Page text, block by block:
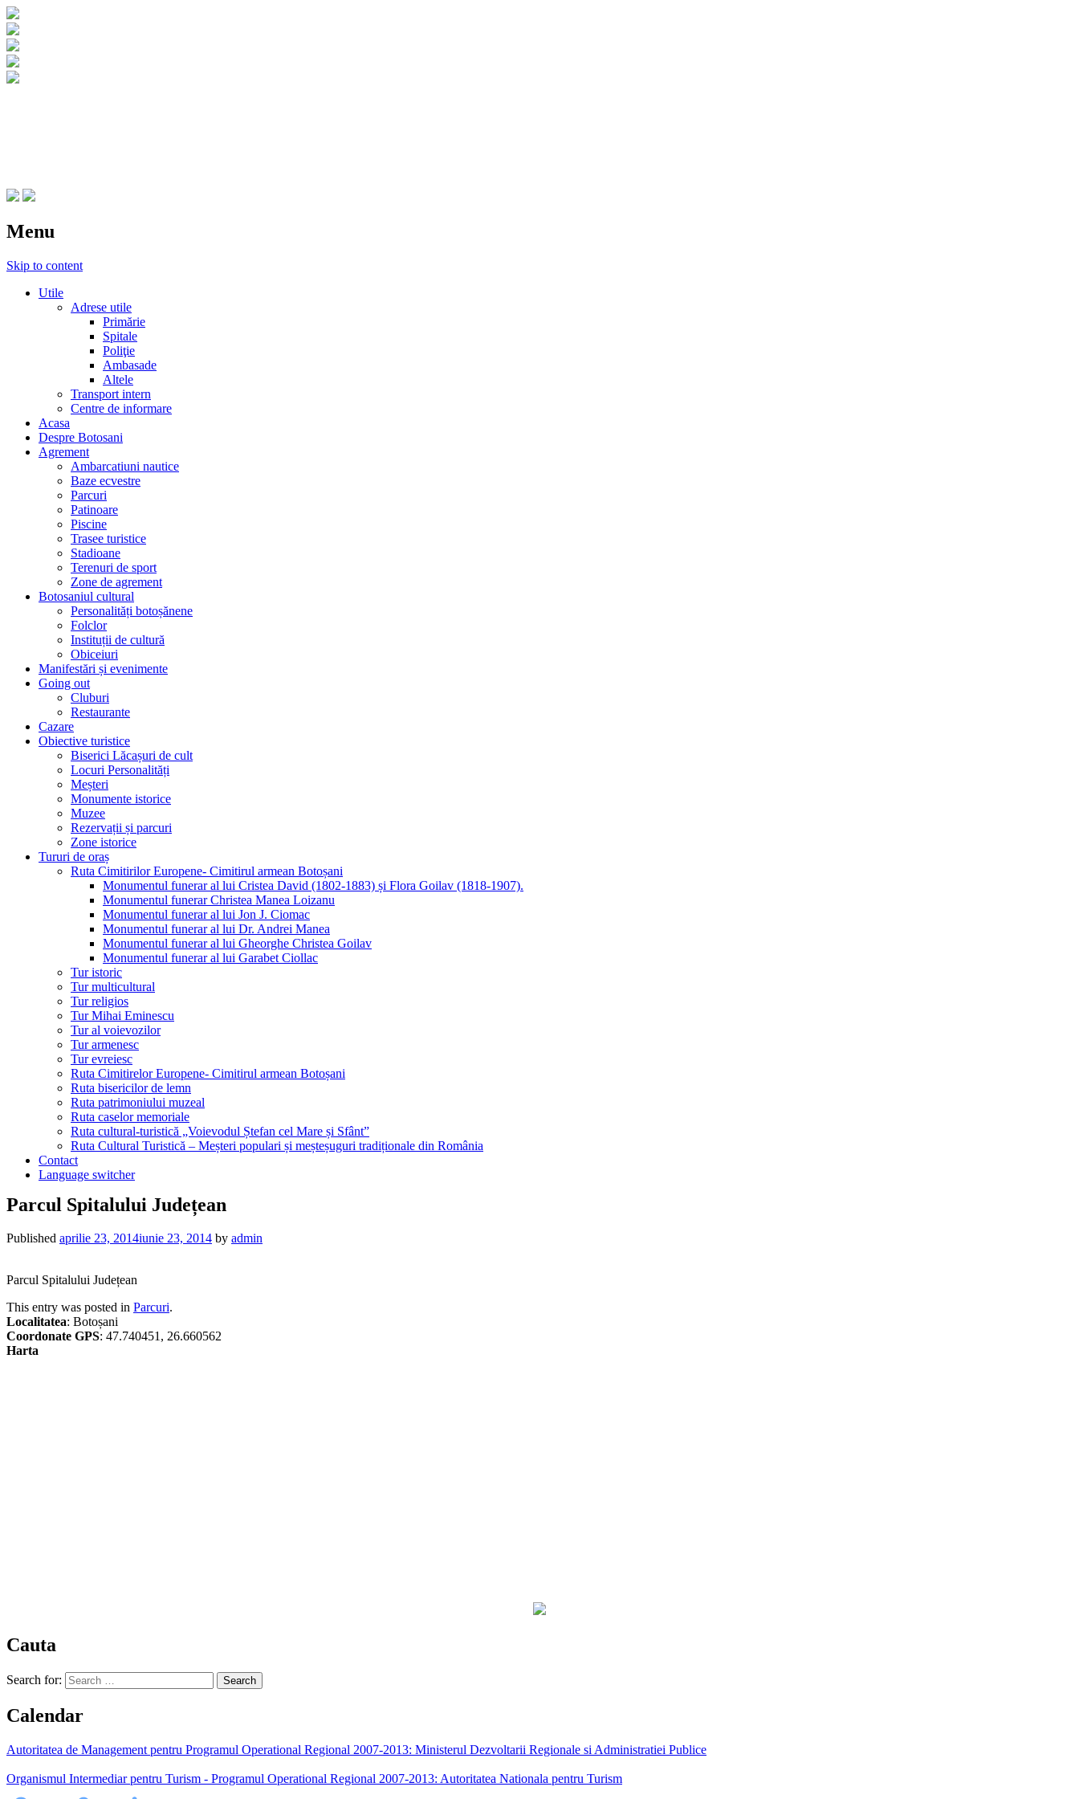
Menu
Skip to content
Utile
Adrese utile
Primărie
Spitale
Poliţie
Ambasade
Altele
Transport intern
Centre de informare
Acasa
Despre Botosani
Agrement
Ambarcatiuni nautice
Baze ecvestre
Parcuri
Patinoare
Piscine
Trasee turistice
Stadioane
Terenuri de sport
Zone de agrement
Botosaniul cultural
Personalități botoșănene
Folclor
Instituții de cultură
Obiceiuri
Manifestări și evenimente
Going out
Cluburi
Restaurante
Cazare
Obiective turistice
Biserici Lăcașuri de cult
Locuri Personalități
Meșteri
Monumente istorice
Muzee
Rezervații și parcuri
Zone istorice
Tururi de oraș
Ruta Cimitirilor Europene- Cimitirul armean Botoșani
Monumentul funerar al lui Cristea David (1802-1883) și Flora Goilav (1818-1907).
Monumentul funerar Christea Manea Loizanu
Monumentul funerar al lui Jon J. Ciomac
Monumentul funerar al lui Dr. Andrei Manea
Monumentul funerar al lui Gheorghe Christea Goilav
Monumentul funerar al lui Garabet Ciollac
Tur istoric
Tur multicultural
Tur religios
Tur Mihai Eminescu
Tur al voievozilor
Tur armenesc
Tur evreiesc
Ruta Cimitirelor Europene- Cimitirul armean Botoșani
Ruta bisericilor de lemn
Ruta patrimoniului muzeal
Ruta caselor memoriale
Ruta cultural-turistică „Voievodul Ștefan cel Mare și Sfânt”
Ruta Cultural Turistică – Meșteri populari și meșteșuguri tradiționale din România
Contact
Language switcher
Parcul Spitalului Județean
Published aprilie 23, 2014iunie 23, 2014 by admin
Parcul Spitalului Județean
This entry was posted in Parcuri.
Localitatea: Botoșani
Coordonate GPS: 47.740451, 26.660562
Harta
Cauta
Search for:
Calendar
Autoritatea de Management pentru Programul Operational Regional 2007-2013: Ministerul Dezvoltarii Regionale si Administratiei Publice
Organismul Intermediar pentru Turism - Programul Operational Regional 2007-2013: Autoritatea Nationala pentru Turism